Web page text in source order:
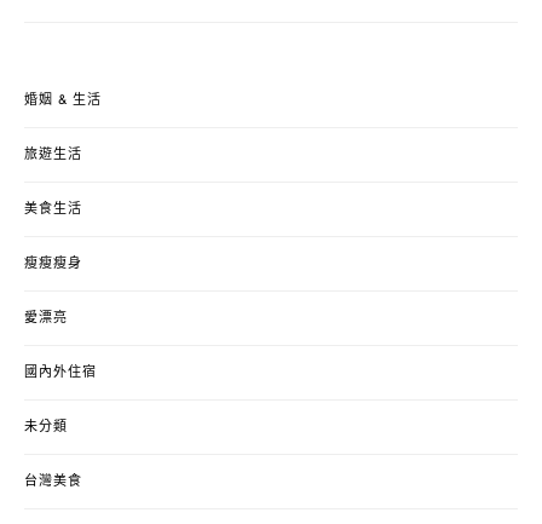
婚姻 & 生活
旅遊生活
美食生活
瘦瘦瘦身
愛漂亮
國內外住宿
未分類
台灣美食